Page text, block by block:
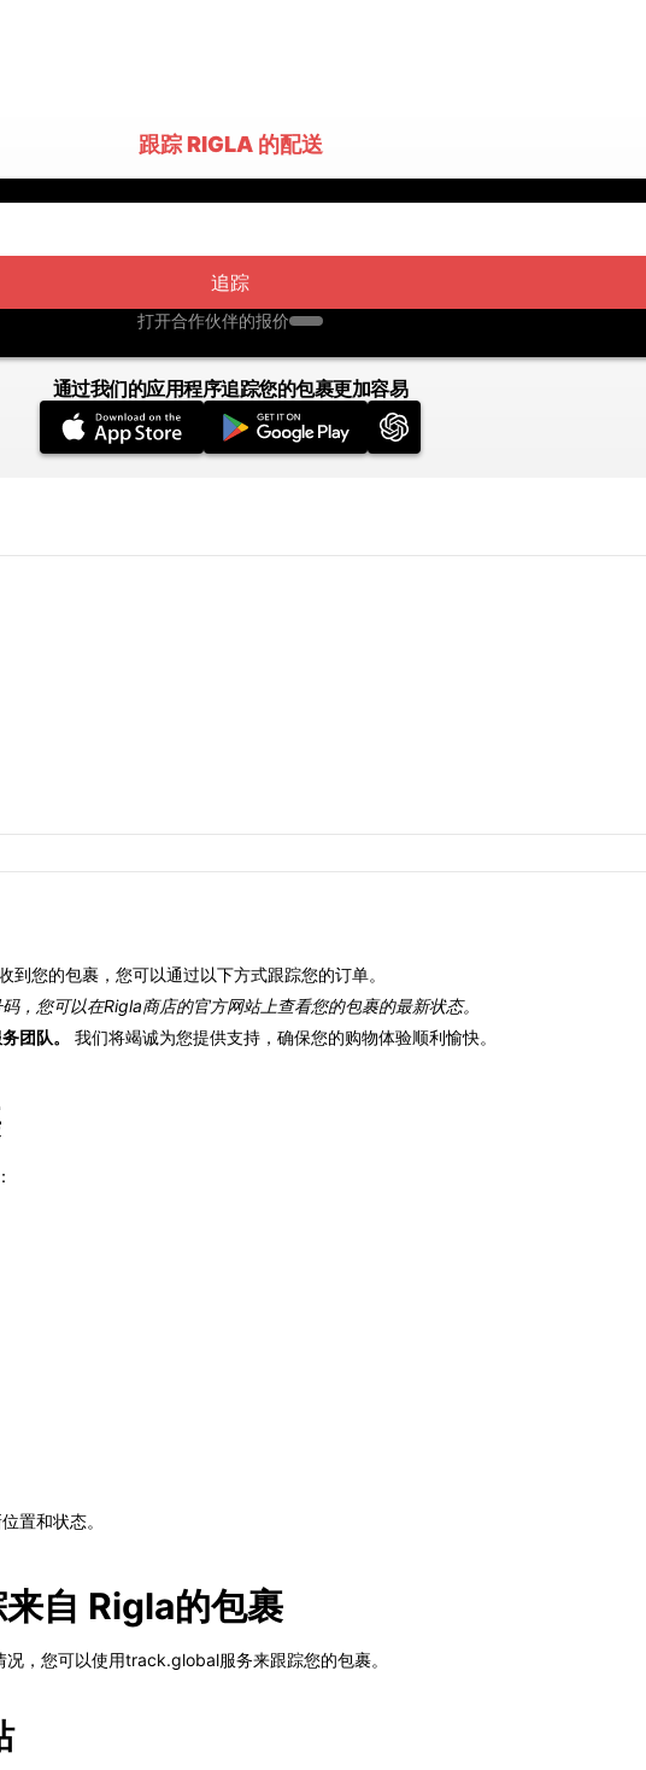
跟踪 RIGLA 的配送
追踪
打开合作伙伴的报价
通过我们的应用程序追踪您的包裹更加容易
到您的包裹，您可以通过以下方式跟踪您的订单。
，您可以在Rigla商店的官方网站上查看您的包裹的最新状态。
团队。
我们将竭诚为您提供支持，确保您的购物体验顺利愉快。
置和状态。
自 Rigla的包裹
，您可以使用track.global服务来跟踪您的包裹。